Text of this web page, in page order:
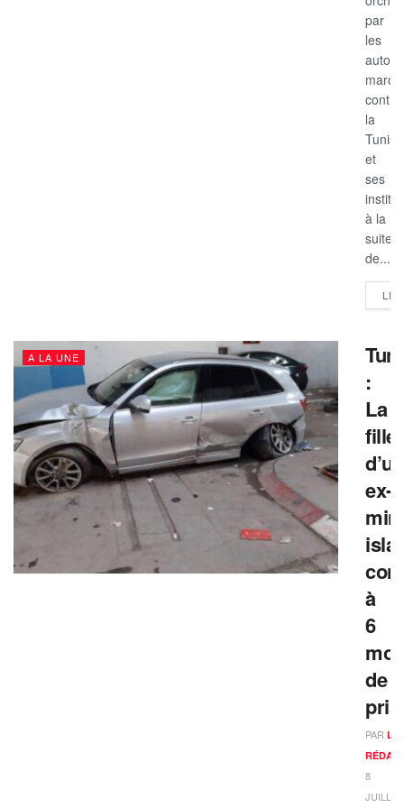
par
les
contre
la
et
ses
à la
suite
de...
A LA UNE
:
La
fille
d’un
ex-
à
6
de
PAR LA
8
JUILLET